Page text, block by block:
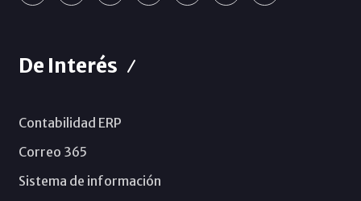
De Interés
Contabilidad ERP
Correo 365
Sistema de información